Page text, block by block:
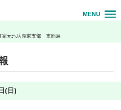
MENU
家元池坊湖東支部 支部展
(日)